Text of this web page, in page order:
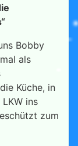
Bobby
als
Küche, in
ins
zum